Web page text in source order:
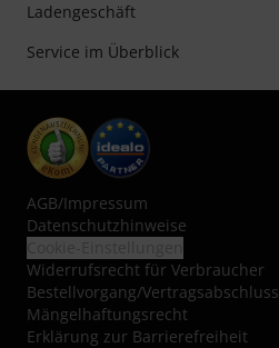
Ladengeschäft
Service im Überblick
AGB/Impressum
Datenschutzhinweise
Widerrufsrecht für Verbraucher
Bestellvorgang/Vertragsabschluss
Mängelhaftungsrecht
Erklärung zur Barrierefreiheit